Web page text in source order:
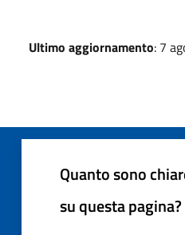
Ultimo aggiornamento: 7
Quanto sono
su questa pagina?